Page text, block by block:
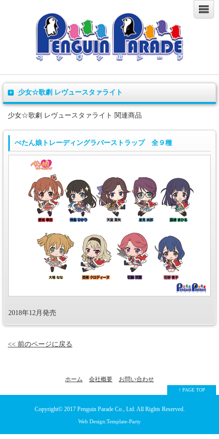
少女☆歌劇 レヴュースタァライト
少女☆歌劇 レヴュースタァライト 関連商品
ぺたん娘トレーディングラバーストラップ 全９種
2018年12月発売
<< 前のページに戻る
ホーム 会社概要 お問い合わせ
↑ PAGE TOP
Copyright© 2017 Penguin Parade Co., Ltd. All Rights Reserved.
Web Design:Template-Party